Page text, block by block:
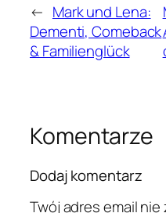
← Mark und Lena:
Dementi, Comeback
& Familienglück
Komentarze
Dodaj komentarz
Twój adres email